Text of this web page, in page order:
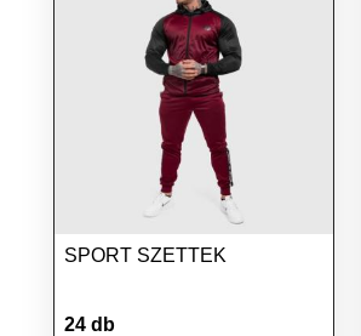
SPORT SZETTEK
24 db